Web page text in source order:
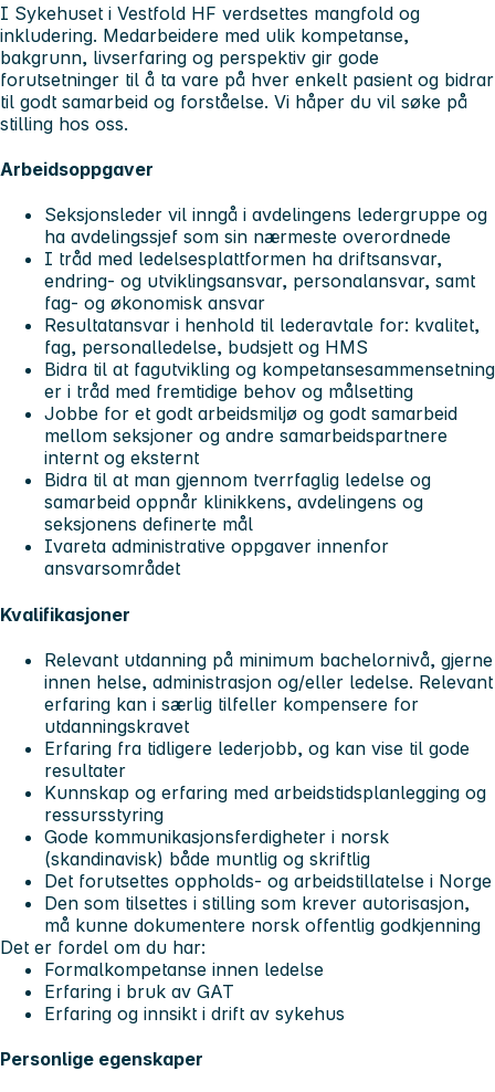
I Sykehuset i Vestfold HF verdsettes mangfold og
inkludering. Medarbeidere med ulik kompetanse,
bakgrunn, livserfaring og perspektiv gir gode
forutsetninger til å ta vare på hver enkelt pasient og bidrar
til godt samarbeid og forståelse. Vi håper du vil søke på
stilling hos oss.
Arbeidsoppgaver
Seksjonsleder vil inngå i avdelingens ledergruppe og
ha avdelingssjef som sin nærmeste overordnede
I tråd med ledelsesplattformen ha driftsansvar,
endring- og utviklingsansvar, personalansvar, samt
fag- og økonomisk ansvar
Resultatansvar i henhold til lederavtale for: kvalitet,
fag, personalledelse, budsjett og HMS
Bidra til at fagutvikling og kompetansesammensetning
er i tråd med fremtidige behov og målsetting
Jobbe for et godt arbeidsmiljø og godt samarbeid
mellom seksjoner og andre samarbeidspartnere
internt og eksternt
Bidra til at man gjennom tverrfaglig ledelse og
samarbeid oppnår klinikkens, avdelingens og
seksjonens definerte mål
Ivareta administrative oppgaver innenfor
ansvarsområdet
Kvalifikasjoner
Relevant utdanning på minimum bachelornivå, gjerne
innen helse, administrasjon og/eller ledelse. Relevant
erfaring kan i særlig tilfeller kompensere for
utdanningskravet
Erfaring fra tidligere lederjobb, og kan vise til gode
resultater
Kunnskap og erfaring med arbeidstidsplanlegging og
ressursstyring
Gode kommunikasjonsferdigheter i norsk
(skandinavisk) både muntlig og skriftlig
Det forutsettes oppholds- og arbeidstillatelse i Norge
Den som tilsettes i stilling som krever autorisasjon,
må kunne dokumentere norsk offentlig godkjenning
Det er fordel om du har:
Formalkompetanse innen ledelse
Erfaring i bruk av GAT
Erfaring og innsikt i drift av sykehus
Personlige egenskaper